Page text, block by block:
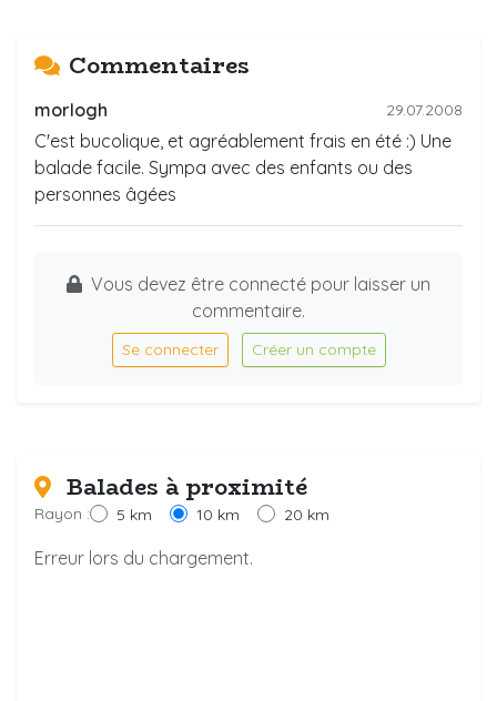
Commentaires
morlogh 29.07.2008
C'est bucolique, et agréablement frais en été :) Une
balade facile. Sympa avec des enfants ou des
personnes âgées
Vous devez être connecté pour laisser un
commentaire.
Se connecter Créer un compte
Balades à proximité
Rayon : 5 km 10 km 20 km
Erreur lors du chargement.